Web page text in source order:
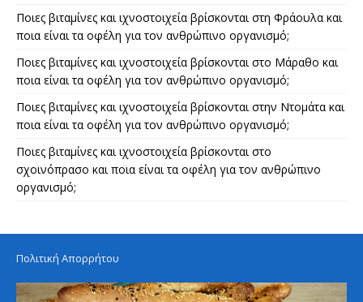
Ποιες βιταμίνες και ιχνοστοιχεία βρίσκονται στη Φράουλα και
ποια είναι τα οφέλη για τον ανθρώπινο οργανισμό;
Ποιες βιταμίνες και ιχνοστοιχεία βρίσκονται στο Μάραθο και
ποια είναι τα οφέλη για τον ανθρώπινο οργανισμό;
Ποιες βιταμίνες και ιχνοστοιχεία βρίσκονται στην Ντομάτα και
ποια είναι τα οφέλη για τον ανθρώπινο οργανισμό;
Ποιες βιταμίνες και ιχνοστοιχεία βρίσκονται στο
σχοινόπρασο και ποια είναι τα οφέλη για τον ανθρώπινο
οργανισμό;
Πολιτική Απορρήτου